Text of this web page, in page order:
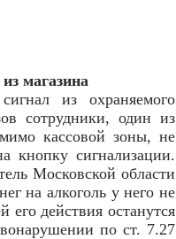
магазина
из охраняемого
сотрудники, один из
кассовой зоны, не
кнопку сигнализации.
Московской области
на алкоголь у него не
действия останутся
по ст. 7.27